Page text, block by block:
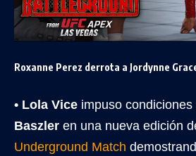
Roxanne Perez derrota a Jordynne
• Lola Vice impuso condiciones
Baszler en una nueva edición
Underground Match